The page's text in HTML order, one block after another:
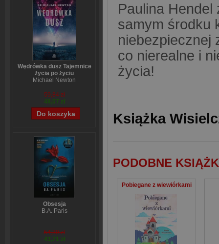
Wędrówka dusz Tajemnice
życia po życiu
Michael Newton
59,84 zł
48,07 zł
Obsesja
B.A. Paris
54,39 zł
43,71 zł
Paulina
samym środku
niebezpiecznej
co nierealne i
życia!
Książka
PODOBNE
Pobiegane z wiewiórkami